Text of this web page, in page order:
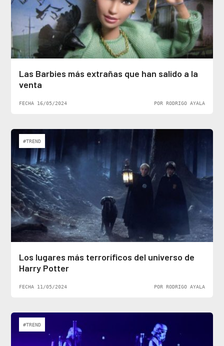
Las Barbies más extrañas que han salido a la
venta
FECHA 16/05/2024 POR RODRIGO AYALA
#TREND
Los lugares más terroríficos del universo de
Harry Potter
FECHA 11/05/2024 POR RODRIGO AYALA
#TREND